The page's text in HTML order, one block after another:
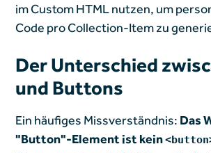
im Custom HTML nutzen, um
Code pro Collection-Item zu
Der Unterschied
und Buttons
Ein häufiges Missverständnis: Das
"Button"-Element ist kein